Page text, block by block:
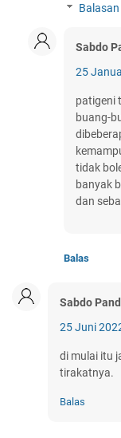
Balasan
Sabdo
25
patigeni
buang-
tidak
banyak
dan
Balas
Sabdo
25 Juni
di mulai itu
tirakatnya.
Balas